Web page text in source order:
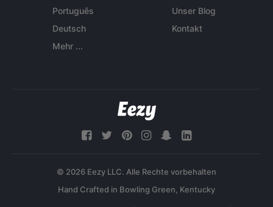
Português
Deutsch
Mehr ...
Unser Blog
Kontakt
© 2026 Eezy LLC. Alle Rechte vorbehalten